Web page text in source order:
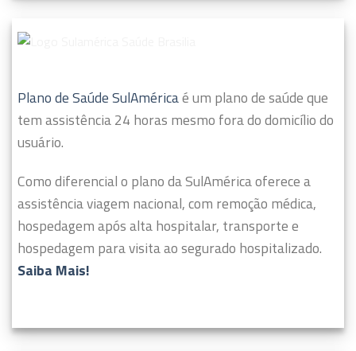
Plano de Saúde SulAméricaé um plano de saúde que
tem assistência 24 horas mesmo fora do domicílio do
usuário.
Como diferencial o plano da SulAmérica oferece a
assistência viagem nacional, com remoção médica,
hospedagem após alta hospitalar, transporte e
hospedagem para visita ao segurado hospitalizado.
Saiba Mais!